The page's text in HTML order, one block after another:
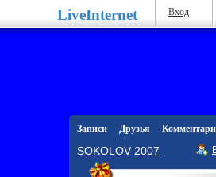
LiveInternet Вход
Записи Друзья
SOKOLOV 2007